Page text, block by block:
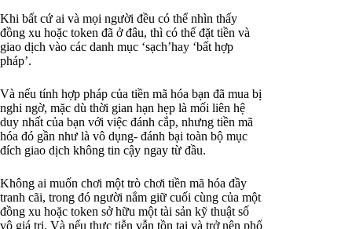
Khi bất cứ ai và mọi người đều có thể nhìn thấy
đồng xu hoặc token đã ở đâu, thì có thể đặt tiền và
giao dịch vào các danh mục ‘sạch’hay ‘bất hợp
pháp’.
Và nếu tính hợp pháp của tiền mã hóa bạn đã mua bị
nghi ngờ, mặc dù thời gian hạn hẹp là mối liên hệ
duy nhất của bạn với việc đánh cắp, nhưng tiền mã
hóa đó gần như là vô dụng- đánh bại toàn bộ mục
đích giao dịch không tin cậy ngay từ đầu.
Không ai muốn chơi một trò chơi tiền mã hóa đầy
tranh cãi, trong đó người nắm giữ cuối cùng của một
đồng xu hoặc token sở hữu một tài sản kỹ thuật số
vô giá trị. Và nếu thực tiễn vẫn tồn tại và trở nên phổ